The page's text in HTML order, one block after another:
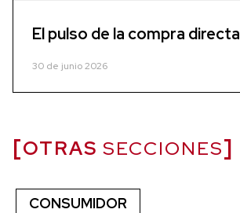
El pulso de la compra directa
30 de junio 2026
OTRAS SECCIONES
CONSUMIDOR